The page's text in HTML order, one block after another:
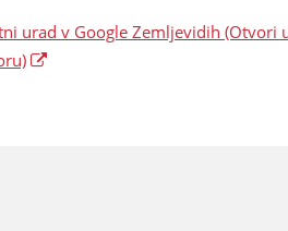
urad v Google Zemljevidih (Otvori